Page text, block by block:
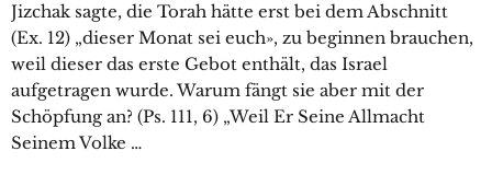
Jizchak sagte, die Torah hätte erst bei dem Abschnitt
(Ex. 12) „dieser Monat sei euch», zu beginnen brauchen,
weil dieser das erste Gebot enthält, das Israel
aufgetragen wurde. Warum fängt sie aber mit der
Schöpfung an? (Ps. 111, 6) „Weil Er Seine Allmacht
Seinem Volke …